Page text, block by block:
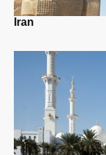
Iran